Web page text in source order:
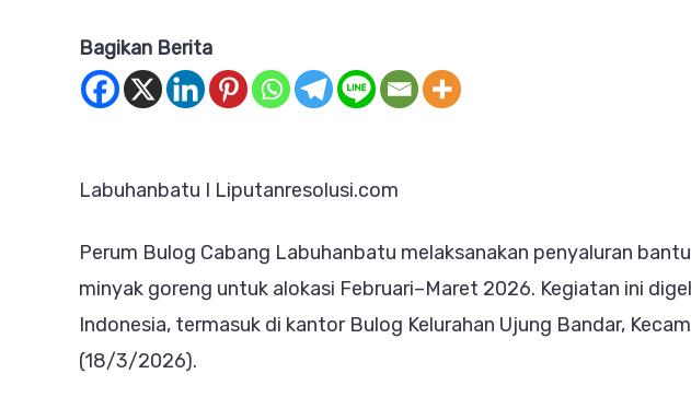
Bagikan Berita
Labuhanbatu I Liputanresolusi.com
Perum Bulog Cabang Labuhanbatu melaksanakan penyaluran
minyak goreng untuk alokasi Februari–Maret 2026. Kegiatan ini
Indonesia, termasuk di kantor Bulog Kelurahan Ujung Bandar,
(18/3/2026).